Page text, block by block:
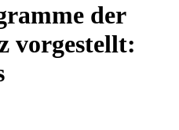
der
vorgestellt: